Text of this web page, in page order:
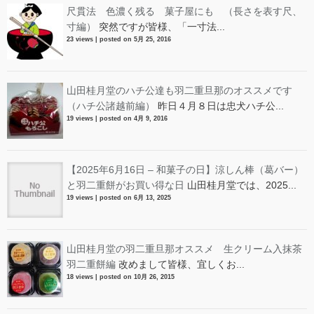
尺貫法 色濃く残る 菓子屋にも （長さを表す尺、
寸編）
突然ですが皆様、「一寸法...
23 views posted on 5月 25, 2016
山田桂月堂のハチ公達も羽二重旦那のオススメです
（ハチ公諸越前編）
昨日４月８日は忠犬ハチ公...
19 views posted on 4月 9, 2016
【2025年6月16日 – 和菓子の日】涼しん棒（葛バー）
と羽二重餅がお買い得な日 山田桂月堂では、2025...
19 views posted on 6月 13, 2025
山田桂月堂の羽二重旦那オススメ 生クリーム入抹茶
羽二重餅編 改めまして皆様、宜しくお...
18 views posted on 10月 26, 2015